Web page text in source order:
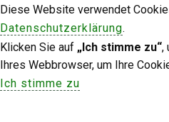
Diese Website verwendet
Datenschutzerklärung.
Klicken Sie auf „Ich stimme zu“,
Ihres Webbrowser, um Ihre
Ich stimme zu